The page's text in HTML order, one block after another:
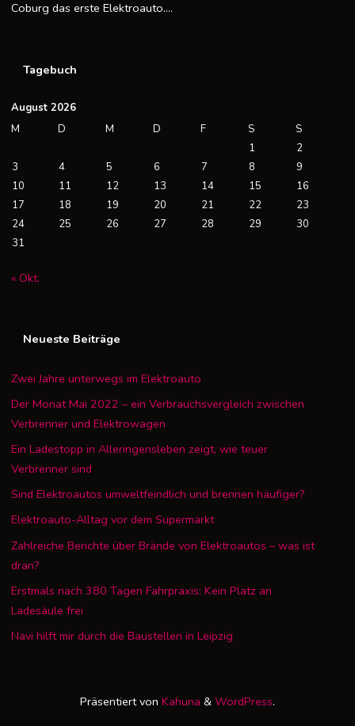
Coburg das erste Elektroauto….
Tagebuch
August 2026
M
D M D F S
S
1
2
3
4 5 6 7 8
9
10
11 12 13 14 15
16
17
18 19 20 21 22
23
24
25 26 27 28 29
30
31
« Okt.
Neueste Beiträge
Zwei Jahre unterwegs im Elektroauto
Der Monat Mai 2022 – ein Verbrauchsvergleich zwischen
Verbrenner und Elektrowagen
Ein Ladestopp in Alleringensleben zeigt, wie teuer
Verbrenner sind
Sind Elektroautos umweltfeindlich und brennen häufiger?
Elektroauto-Alltag vor dem Supermarkt
Zahlreiche Berichte über Brände von Elektroautos – was ist
dran?
Erstmals nach 380 Tagen Fahrpraxis: Kein Platz an
Ladesäule frei
Navi hilft mir durch die Baustellen in Leipzig
Präsentiert von Kahuna & WordPress.